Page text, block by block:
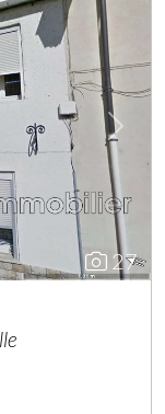
Next
27